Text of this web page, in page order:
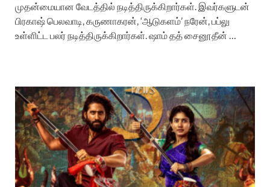
முதன்மையான வேடத்தில் நடித்திருக்கிறார்கள். இவர்களுடன்
பிரகாஷ் பெலவாடி, கருணாகரன், ‘ஆடுகளம்’ நரேன், பப்லு
உள்ளிட்ட பலர் நடித்திருக்கிறார்கள். ஷாம் தத் சைனூதீன் …